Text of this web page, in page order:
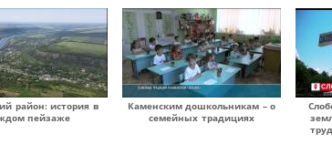
район: история в
пейзаже
Каменским дошкольникам – о
семейных традициях